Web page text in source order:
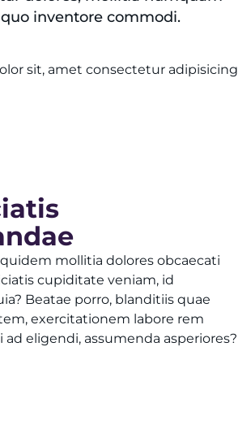
inventore commodi.
sit, amet consectetur adipisicing
mollitia dolores obcaecati
cupiditate veniam, id
Beatae porro, blanditiis quae
exercitationem labore rem
ad eligendi, assumenda asperiores?